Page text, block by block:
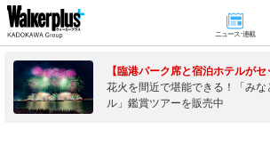
ニュース･連載
【臨港パーク席と宿泊ホテルがセ
花火を間近で堪能できる！「み
ル」鑑賞ツアーを販売中